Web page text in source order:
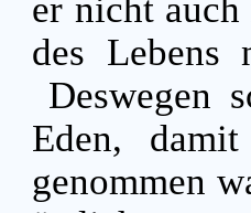
er nicht auch
des Lebens
Deswegen
Eden,
genommen